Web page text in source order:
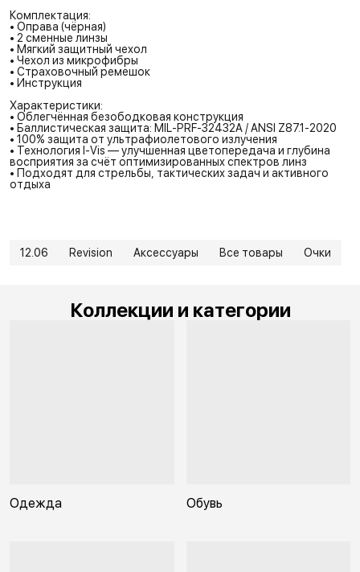
Комплектация:
• Оправа (чёрная)
• 2 сменные линзы
• Мягкий защитный чехол
• Чехол из микрофибры
• Страховочный ремешок
• Инструкция
Характеристики:
• Облегчённая безободковая конструкция
• Баллистическая защита: MIL-PRF-32432A / ANSI Z87.1-2020
• 100% защита от ультрафиолетового излучения
• Технология I-Vis — улучшенная цветопередача и глубина
восприятия за счёт оптимизированных спектров линз
• Подходят для стрельбы, тактических задач и активного
отдыха
12.06 Revision Аксессуары Все товары Очки
Коллекции и категории
Одежда Обувь